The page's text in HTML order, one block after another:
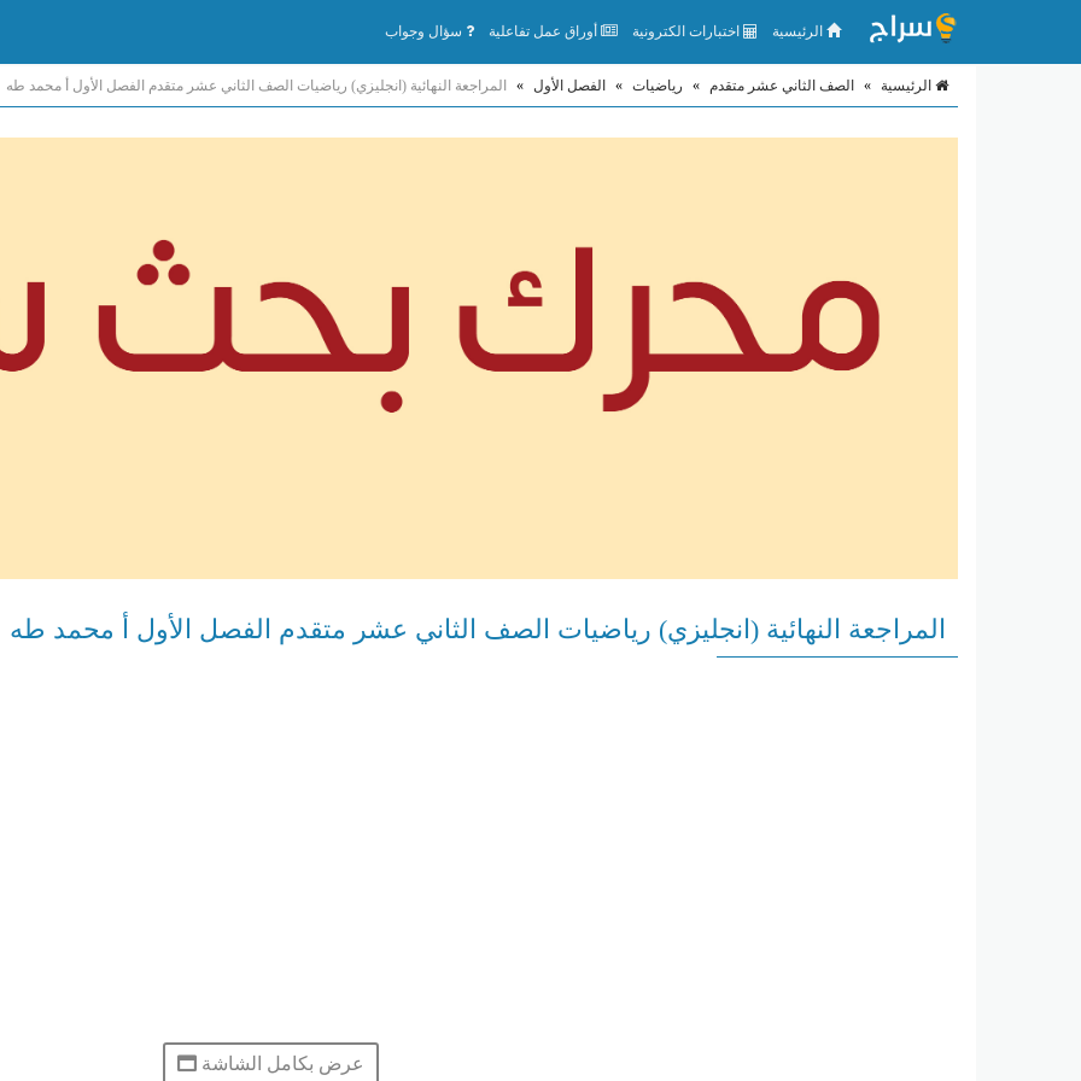
الرئيسية اختبارات الكترونية أوراق عمل تفاعلية سؤال وجواب
الرئيسية » الصف الثاني عشر متقدم » رياضيات » الفصل الأول » المراجعة النهائية (انجليزي) رياضيات الصف الثاني عشر متقدم الفصل الأول أ محمد طه
المراجعة النهائية (انجليزي) رياضيات الصف الثاني عشر متقدم الفصل الأول أ محمد طه
عرض بكامل الشاشة